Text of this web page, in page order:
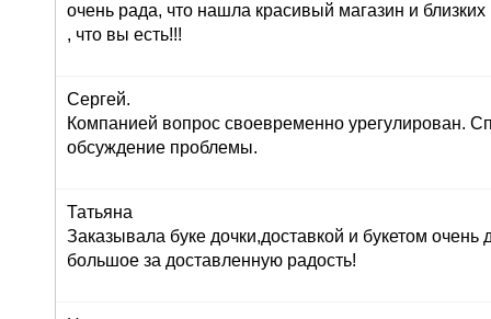
очень рада, что нашла красивый магазин и
, что вы есть!!!
Сергей.
Компанией вопрос своевременно урегулирован.
обсуждение проблемы.
Татьяна
Заказывала буке дочки,доставкой и букетом
большое за доставленную радость!